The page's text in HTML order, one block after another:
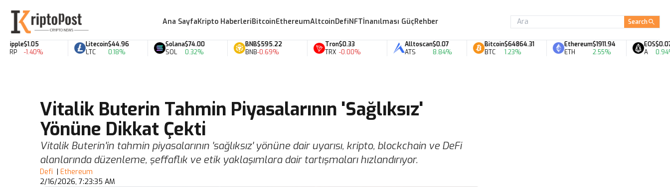
Ana SayfaKripto HaberleriBitcoinEthereumAltcoinDefiNFTİnanılması GüçRehber Search
$1.05
-1.40%
Litecoin
LTC
$44.96
0.18%
Solana
SOL
$74.00
0.32%
BNB
BNB
$595.22
-0.69%
Tron
TRX
$0.33
-0.00%
Alltoscan
ATS
$0.07
8.84%
Bitcoin
BTC
$64864.31
1.23%
Ethereum
ETH
$1911.94
2.55%
EOS
A
$0.07
0.94%
Vitalik Buterin Tahmin Piyasalarının 'Sağlıksız'
Yönüne Dikkat Çekti
Vitalik Buterin'in tahmin piyasalarının 'sağlıksız' yönüne dair uyarısı, kripto, blockchain ve DeFi
alanlarında düzenleme, şeffaflık ve etik yaklaşımlara dair tartışmaları hızlandırıyor.
Defi | Ethereum
2/16/2026, 7:23:35 AM